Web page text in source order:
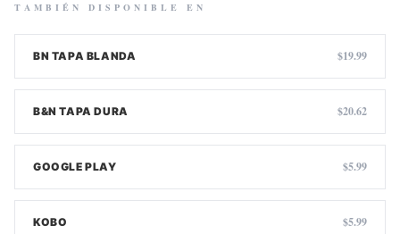
TAMBIÉN DISPONIBLE EN
BN TAPA BLANDA $19.99
B&N TAPA DURA $20.62
GOOGLE PLAY $5.99
KOBO $5.99